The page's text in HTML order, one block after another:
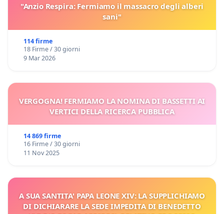
"Anzio Respira: Fermiamo il massacro degli alberi
sani"
114 firme
18 Firme / 30 giorni
9 Mar 2026
VERGOGNA! FERMIAMO LA NOMINA DI BASSETTI AI
VERTICI DELLA RICERCA PUBBLICA
14 869 firme
16 Firme / 30 giorni
11 Nov 2025
A SUA SANTITA' PAPA LEONE XIV: LA SUPPLICHIAMO
DI DICHIARARE LA SEDE IMPEDITA DI BENEDETTO